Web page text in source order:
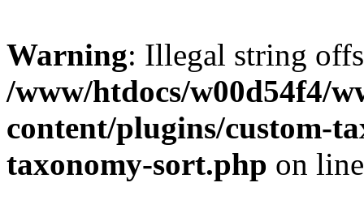
Warning: Illegal string
/www/htdocs/w00d54f4/
content/plugins/custom-
taxonomy-sort.php on